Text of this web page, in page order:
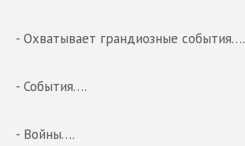
- Охватывает грандиозные события….
- События….
- Войны….